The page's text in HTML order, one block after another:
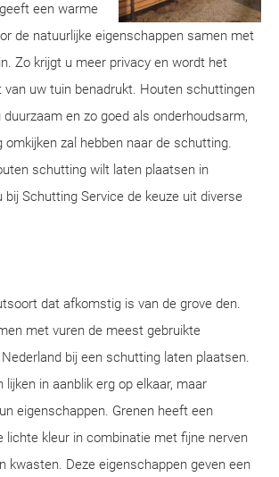
geeft een warme
de natuurlijke eigenschappen samen met
Zo krijgt u meer privacy en wordt het
van uw tuin benadrukt. Houten schuttingen
duurzaam en zo goed als onderhoudsarm,
omkijken zal hebben naar de schutting.
schutting wilt laten plaatsen in
bij Schutting Service de keuze uit diverse
dat afkomstig is van de grove den.
met vuren de meest gebruikte
bij een schutting laten plaatsen.
lijken in aanblik erg op elkaar, maar
eigenschappen. Grenen heeft een
lichte kleur in combinatie met fijne nerven
kwasten. Deze eigenschappen geven een